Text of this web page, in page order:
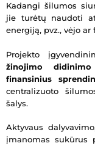
Kadangi šilumos
jie turėtų naudoti
energiją, pvz., vėjo
Projekto
žinojimo
finansinius
centralizuoto
šalys.
Aktyvaus
įmanomas sukūrus